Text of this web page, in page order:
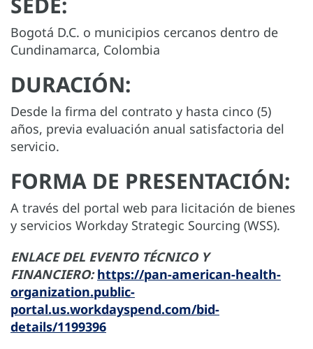
Bogotá D.C. o municipios cercanos dentro de
Cundinamarca, Colombia
DURACIÓN:
Desde la firma del contrato y hasta cinco (5)
años, previa evaluación anual satisfactoria del
servicio.
FORMA DE PRESENTACIÓN:
A través del portal web para licitación de bienes
y servicios Workday Strategic Sourcing (WSS).
ENLACE DEL EVENTO TÉCNICO Y
FINANCIERO:https://pan-american-health-
organization.public-
portal.us.workdayspend.com/bid-
details/1199396